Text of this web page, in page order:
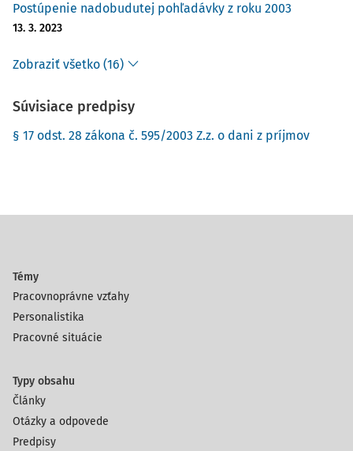
Postúpenie nadobudutej pohľadávky z roku 2003
13. 3. 2023
Zobraziť všetko (16)
Súvisiace predpisy
§ 17 odst. 28 zákona č. 595/2003 Z.z. o dani z príjmov
Témy
Pracovnoprávne vzťahy
Personalistika
Pracovné situácie
Typy obsahu
Články
Otázky a odpovede
Predpisy